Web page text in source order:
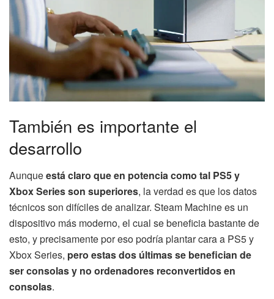
También es importante el
desarrollo
Aunqueestá claro que en potencia como tal PS5 y
Xbox Series son superiores, la verdad es que los datos
técnicos son difíciles de analizar. Steam Machine es un
dispositivo más moderno, el cual se beneficia bastante de
esto, y precisamente por eso podría plantar cara a PS5 y
Xbox Series, pero estas dos últimas se benefician de
ser consolas y no ordenadores reconvertidos en
consolas.